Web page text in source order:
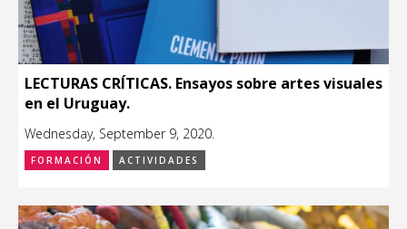
LECTURAS CRÍTICAS. Ensayos sobre artes visuales
en el Uruguay.
Wednesday, September 9, 2020.
FORMACIÓN ACTIVIDADES